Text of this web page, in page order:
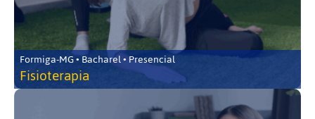
Formiga-MG • Bacharel • Presencial
Fisioterapia